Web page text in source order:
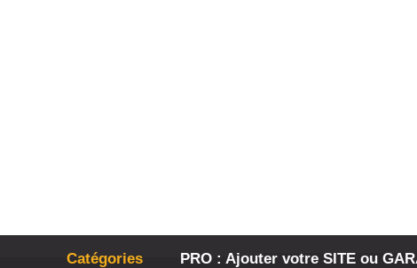
Catégories PRO : Ajouter votre SITE ou